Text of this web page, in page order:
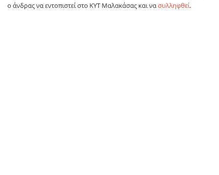
ο άνδρας να εντοπιστεί στο ΚΥΤ Μαλακάσας και νασυλληφθεί.